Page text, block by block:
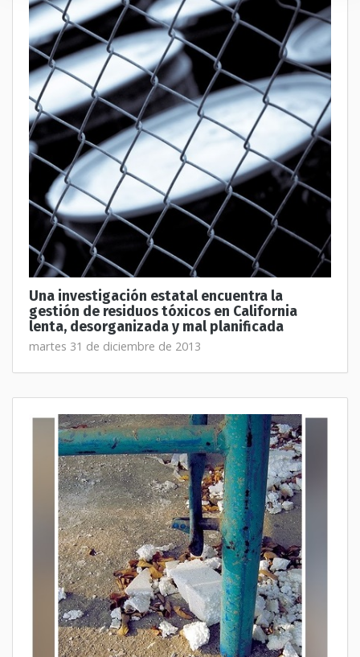
Una investigación estatal encuentra la
gestión de residuos tóxicos en California
lenta, desorganizada y mal planificada
martes 31 de diciembre de 2013